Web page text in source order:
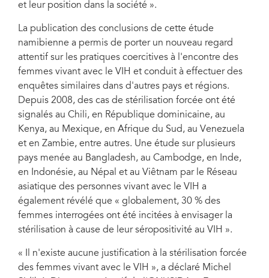
et leur position dans la société ».
La publication des conclusions de cette étude
namibienne a permis de porter un nouveau regard
attentif sur les pratiques coercitives à l'encontre des
femmes vivant avec le VIH et conduit à effectuer des
enquêtes similaires dans d'autres pays et régions.
Depuis 2008, des cas de stérilisation forcée ont été
signalés au Chili, en République dominicaine, au
Kenya, au Mexique, en Afrique du Sud, au Venezuela
et en Zambie, entre autres. Une étude sur plusieurs
pays menée au Bangladesh, au Cambodge, en Inde,
en Indonésie, au Népal et au Viêtnam par le Réseau
asiatique des personnes vivant avec le VIH a
également révélé que « globalement, 30 % des
femmes interrogées ont été incitées à envisager la
stérilisation à cause de leur séropositivité au VIH ».
« Il n'existe aucune justification à la stérilisation forcée
des femmes vivant avec le VIH », a déclaré Michel